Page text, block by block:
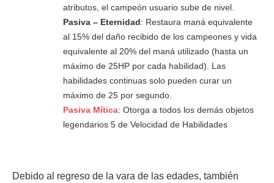
atributos, el campeón usuario sube de nivel.
Pasiva – Eternidad: Restaura maná equivalente
al 15% del daño recibido de los campeones y vida
equivalente al 20% del maná utilizado (hasta un
máximo de 25HP por cada habilidad). Las
habilidades continuas solo pueden curar un
máximo de 25 por segundo.
Pasiva Mítica: Otorga a todos los demás objetos
legendarios 5 de Velocidad de Habilidades
Debido al regreso de la vara de las edades, también